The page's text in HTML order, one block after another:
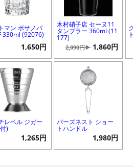
マン ボサノバ
330ml (92076)
1,650円
木村硝子店 セーヌ11
タンブラー 360ml (11
177)
2,090円▶ 1,860円
ト
レベル ジガー
)
1,265円
バーズネスト ショー
トハンドル
1,980円